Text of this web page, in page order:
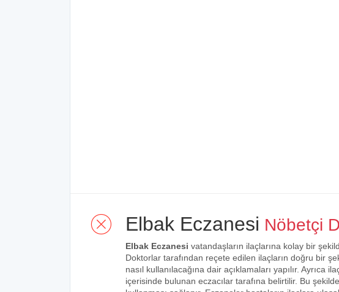
Elbak Eczanesi Nöbetçi
Elbak Eczanesi vatandaşların ilaçlarına kolay bir
Doktorlar tarafından reçete edilen ilaçların doğru bir
nasıl kullanılacağına dair açıklamaları yapılır. Ayrıca
içerisinde bulunan eczacılar tarafına belirtilir. Bu